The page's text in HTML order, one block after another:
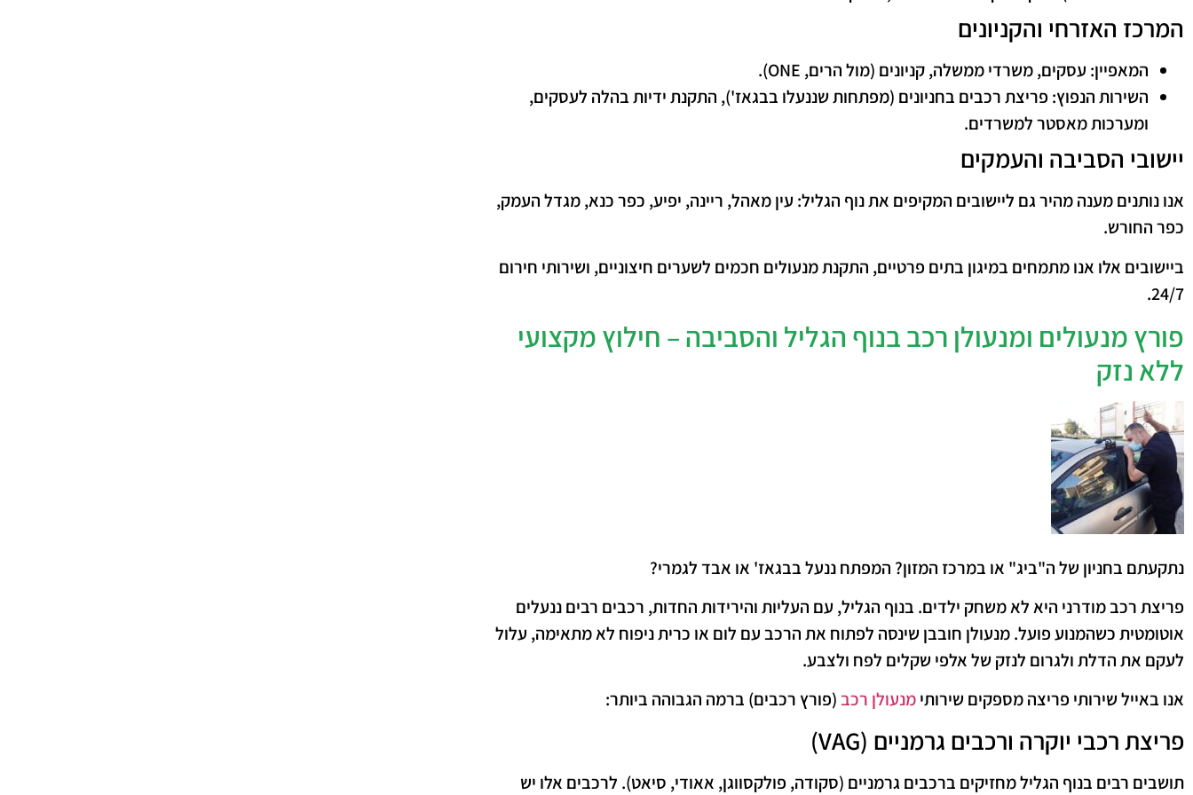
​המרכז האזרחי והקניונים
המאפיין: עסקים, משרדי ממשלה, קניונים (מול הרים, ONE).
השירות הנפוץ: פריצת רכבים בחניונים (מפתחות שננעלו בבגאז'), התקנת ידיות בהלה לעסקים,
ומערכות מאסטר למשרדים.
​יישובי הסביבה והעמקים
​אנו נותנים מענה מהיר גם ליישובים המקיפים את נוף הגליל: עין מאהל, ריינה, יפיע, כפר כנא, מגדל העמק,
כפר החורש.
ביישובים אלו אנו מתמחים במיגון בתים פרטיים, התקנת מנעולים חכמים לשערים חיצוניים, ושירותי חירום
24/7.
פורץ מנעולים ומנעולן רכב בנוף הגליל והסביבה – חילוץ מקצועי
ללא נזק
​נתקעתם בחניון של ה"ביג" או במרכז המזון? המפתח ננעל בבגאז' או אבד לגמרי?
פריצת רכב מודרני היא לא משחק ילדים. בנוף הגליל, עם העליות והירידות החדות, רכבים רבים ננעלים
אוטומטית כשהמנוע פועל. מנעולן חובבן שינסה לפתוח את הרכב עם לום או כרית ניפוח לא מתאימה, עלול
לעקם את הדלת ולגרום לנזק של אלפי שקלים לפח ולצבע.
​אנו באייל שירותי פריצהמספקים שירותימנעולן רכב (פורץ רכבים) ברמה הגבוהה ביותר:
​פריצת רכבי יוקרה ורכבים גרמניים (VAG)
​תושבים רבים בנוף הגליל מחזיקים ברכבים גרמניים (סקודה, פולקסווגן, אאודי, סיאט). לרכבים אלו יש